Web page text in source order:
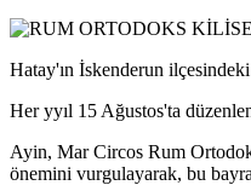
Hatay'ın İskenderun
Her yyıl 15 Ağustos'ta
Ayin, Mar Circos Rum
önemini vurgulayarak, bu